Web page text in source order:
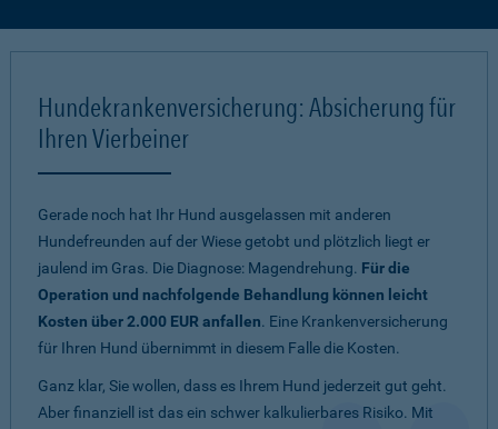
Hundekrankenversicherung: Absicherung für
Ihren Vierbeiner
Gerade noch hat Ihr Hund ausgelassen mit anderen
Hundefreunden auf der Wiese getobt und plötzlich liegt er
jaulend im Gras. Die Diagnose: Magendrehung. Für die
Operation und nachfolgende Behandlung können leicht
Kosten über 2.000 EUR anfallen. Eine Krankenversicherung
für Ihren Hund übernimmt in diesem Falle die Kosten.
Ganz klar, Sie wollen, dass es Ihrem Hund jederzeit gut geht.
Aber finanziell ist das ein schwer kalkulierbares Risiko. Mit